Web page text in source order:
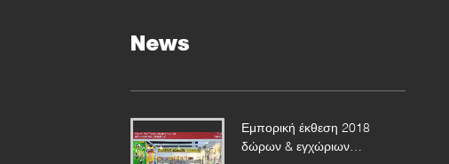
News
Εμπορική έκθεση 2018
δώρων & εγχώριων